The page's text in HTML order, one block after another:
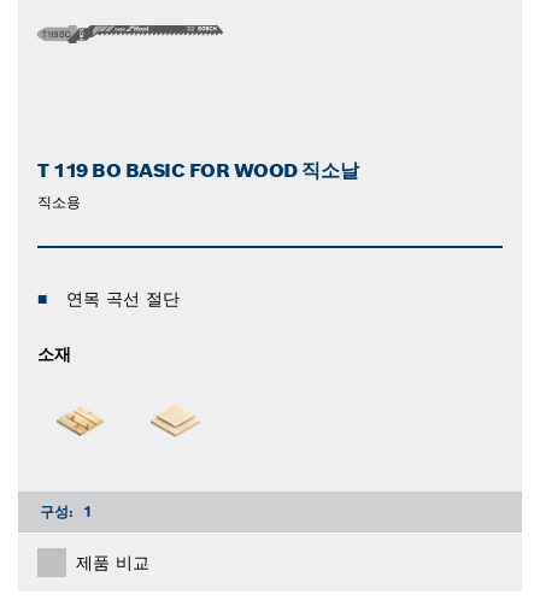
T 119 BO BASIC FOR WOOD 직소날
직소용
연목 곡선 절단
소재
구성: 1
제품 비교